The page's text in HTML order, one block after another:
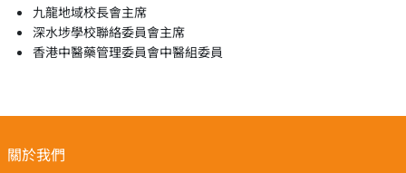
九龍地域校長會主席
深水埗學校聯絡委員會主席
香港中醫藥管理委員會中醫組委員
關於我們